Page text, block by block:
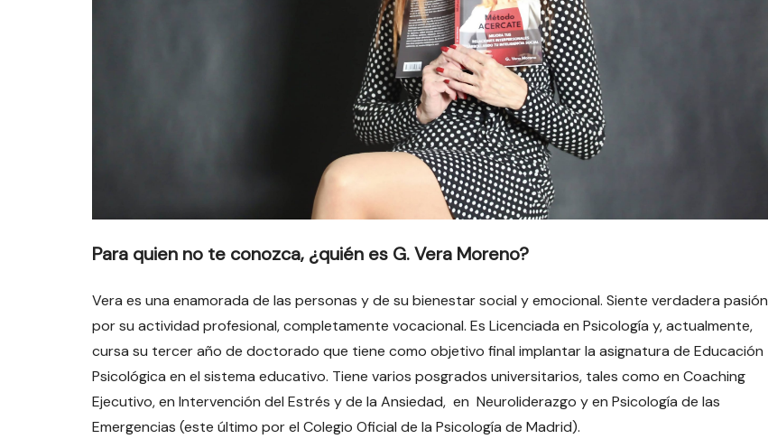
Para quien no te conozca, ¿quién es G. Vera Moreno?
Vera es una enamorada de las personas y de su bienestar social y emocional. Siente verdadera pasión
por su actividad profesional, completamente vocacional. Es Licenciada en Psicología y, actualmente,
cursa su tercer año de doctorado que tiene como objetivo final implantar la asignatura de Educación
Psicológica en el sistema educativo. Tiene varios posgrados universitarios, tales como en Coaching
Ejecutivo, en Intervención del Estrés y de la Ansiedad, en Neuroliderazgo y en Psicología de las
Emergencias (este último por el Colegio Oficial de la Psicología de Madrid).